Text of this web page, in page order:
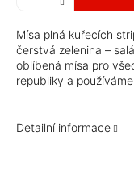
Mísa plná kuřecích
čerstvá zelenina –
oblíbená mísa pro
republiky a
Detailní informace